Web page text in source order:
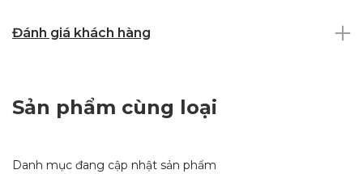
Đánh giá khách hàng
Sản phẩm cùng loại
Danh mục đang cập nhật sản phẩm